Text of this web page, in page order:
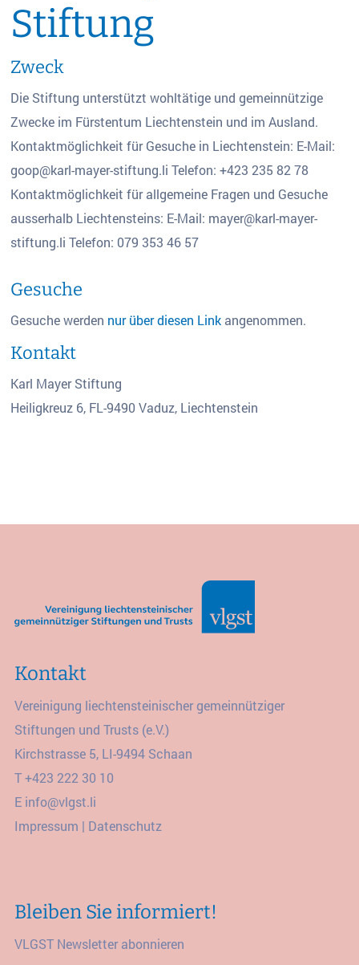
Stiftung
Zweck
Die Stiftung unterstützt wohltätige und gemeinnützige
Zwecke im Fürstentum Liechtenstein und im Ausland.
Kontaktmöglichkeit für Gesuche in Liechtenstein: E-Mail:
goop@karl-mayer-stiftung.li Telefon: +423 235 82 78
Kontaktmöglichkeit für allgemeine Fragen und Gesuche
ausserhalb Liechtensteins: E-Mail: mayer@karl-mayer-
stiftung.li Telefon: 079 353 46 57
Gesuche
Gesuche werden nur über diesen Link angenommen.
Kontakt
Karl Mayer Stiftung
Heiligkreuz 6, FL-9490 Vaduz, Liechtenstein
Kontakt
Vereinigung liechtensteinischer gemeinnütziger
Stiftungen und Trusts (e.V.)
Kirchstrasse 5, LI-9494 Schaan
T+423 222 30 10
E info@vlgst.li
Impressum | Datenschutz
Bleiben Sie informiert!
VLGST Newsletter abonnieren